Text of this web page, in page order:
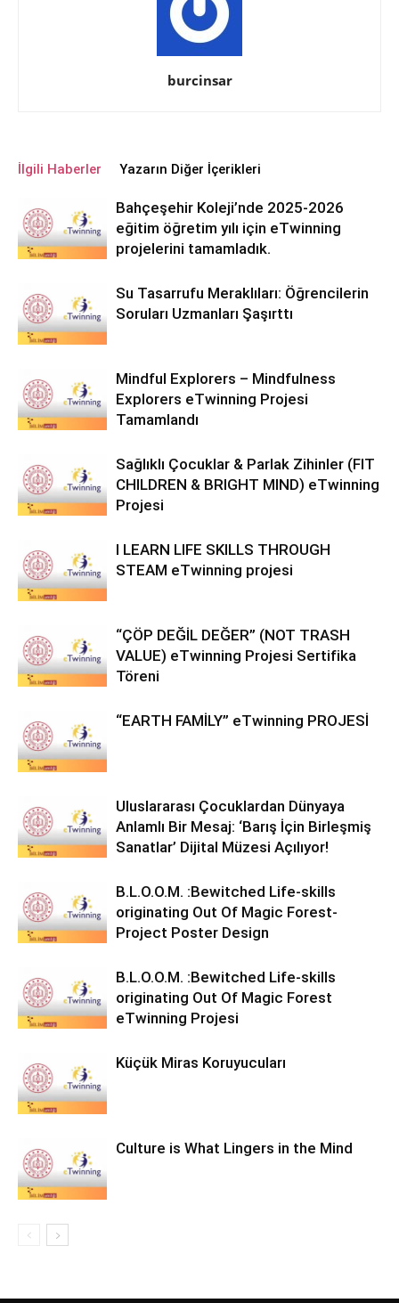
burcinsar
İlgili Haberler Yazarın Diğer İçerikleri
Bahçeşehir Koleji’nde 2025-2026
eğitim öğretim yılı için eTwinning
projelerini tamamladık.
Su Tasarrufu Meraklıları: Öğrencilerin
Soruları Uzmanları Şaşırttı
Mindful Explorers – Mindfulness
Explorers eTwinning Projesi
Tamamlandı
Sağlıklı Çocuklar & Parlak Zihinler (FIT
CHILDREN & BRIGHT MIND) eTwinning
Projesi
I LEARN LIFE SKILLS THROUGH
STEAM eTwinning projesi
“ÇÖP DEĞİL DEĞER” (NOT TRASH
VALUE) eTwinning Projesi Sertifika
Töreni
“EARTH FAMİLY” eTwinning PROJESİ
Uluslararası Çocuklardan Dünyaya
Anlamlı Bir Mesaj: ‘Barış İçin Birleşmiş
Sanatlar’ Dijital Müzesi Açılıyor!
B.L.O.O.M. :Bewitched Life-skills
originating Out Of Magic Forest-
Project Poster Design
B.L.O.O.M. :Bewitched Life-skills
originating Out Of Magic Forest
eTwinning Projesi
Küçük Miras Koruyucuları
Culture is What Lingers in the Mind